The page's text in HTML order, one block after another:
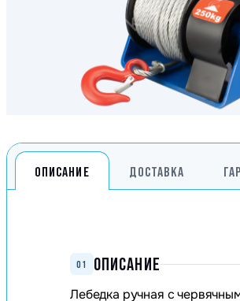
ОПИСАНИЕ ДОСТАВКА
01 ОПИСАНИЕ
Лебедка ручная с